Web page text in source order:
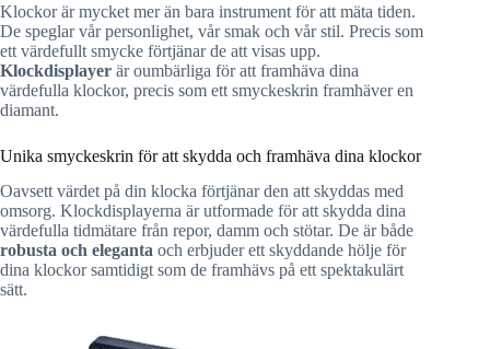
Klockor är mycket mer än bara instrument för att mäta tiden.
De speglar vår personlighet, vår smak och vår stil. Precis som
ett värdefullt smycke förtjänar de att visas upp.
Klockdisplayer är oumbärliga för att framhäva dina
värdefulla klockor, precis som ett smyckeskrin framhäver en
diamant.
Unika smyckeskrin för att skydda och framhäva dina klockor
Oavsett värdet på din klocka förtjänar den att skyddas med
omsorg. Klockdisplayerna är utformade för att skydda dina
värdefulla tidmätare från repor, damm och stötar. De är både
robusta och eleganta och erbjuder ett skyddande hölje för
dina klockor samtidigt som de framhävs på ett spektakulärt
sätt.